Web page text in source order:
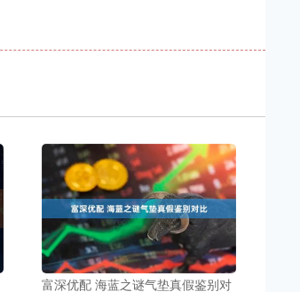
富深优配 海蓝之谜气垫真假鉴别对